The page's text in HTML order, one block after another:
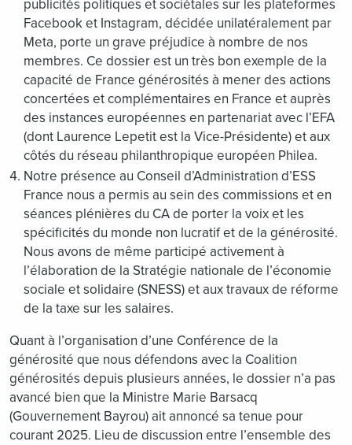
publicités politiques et sociétales sur les plateformes
Facebook et Instagram, décidée unilatéralement par
Meta, porte un grave préjudice à nombre de nos
membres. Ce dossier est un très bon exemple de la
capacité de France générosités à mener des actions
concertées et complémentaires en France et auprès
des instances européennes en partenariat avec l’EFA
(dont Laurence Lepetit est la Vice-Présidente) et aux
côtés du réseau philanthropique européen Philea.
Notre présence au Conseil d’Administration d’ESS
France nous a permis au sein des commissions et en
séances plénières du CA de porter la voix et les
spécificités du monde non lucratif et de la générosité.
Nous avons de même participé activement à
l’élaboration de la Stratégie nationale de l’économie
sociale et solidaire (SNESS) et aux travaux de réforme
de la taxe sur les salaires.
Quant à l’organisation d’une Conférence de la
générosité que nous défendons avec la Coalition
générosités depuis plusieurs années, le dossier n’a pas
avancé bien que la Ministre Marie Barsacq
(Gouvernement Bayrou) ait annoncé sa tenue pour
courant 2025. Lieu de discussion entre l’ensemble des